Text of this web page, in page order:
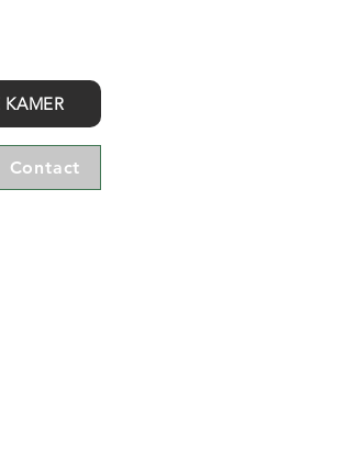
KAMER
Contact